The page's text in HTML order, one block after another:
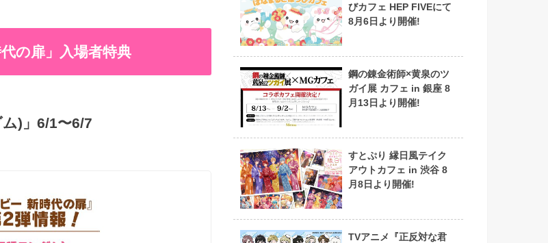
の扉」入場者特典
)」6/1〜6/7
びカフェ HEP FIVEにて
8月6日より開催!
鋼の錬金術師×黄泉のツ
ガイ展 カフェ in 銀座 8
月13日より開催!
すとぷり 縁日風テイク
アウトカフェ in 渋谷 8
月8日より開催!
TVアニメ『正反対な君